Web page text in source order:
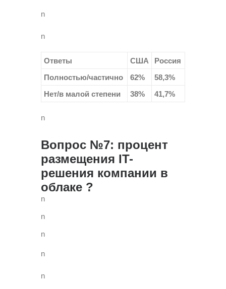
n
n
Ответы США
Россия
Полностью/частично
62%
58,3%
Нет/в малой степени
38% 41,7%
n
Вопрос №7: процент
размещения IT-
решения компании в
облаке ?
n
n
n
n
n